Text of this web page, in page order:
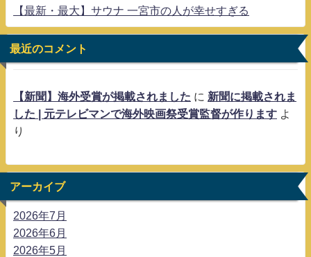
【最新・最大】サウナ 一宮市の人が幸せすぎる
最近のコメント
【新聞】海外受賞が掲載されました に 新聞に掲載されま
した | 元テレビマンで海外映画祭受賞監督が作ります よ
り
アーカイブ
2026年7月
2026年6月
2026年5月